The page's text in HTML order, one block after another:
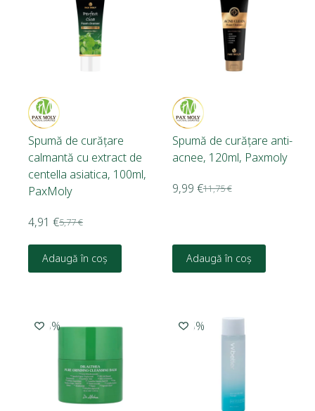
Spumă de curățare
calmantă cu extract de
centella asiatica, 100ml,
PaxMoly
5,77€
4,91 €
Adaugă în coș
Spumă de curățare anti-
acnee, 120ml, Paxmoly
11,75€
9,99 €
Adaugă în coș
-15% -15%